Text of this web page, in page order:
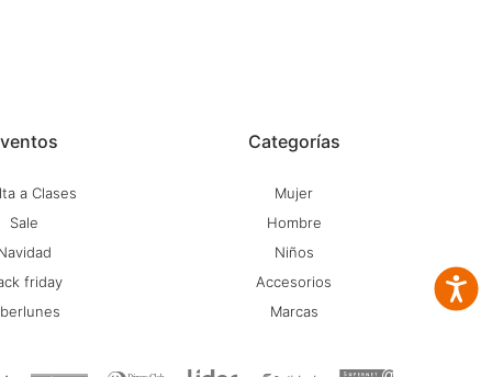
a Clases
Sale
friday
Categorías
Mujer
Hombre
Niños
Accesorios
Marcas